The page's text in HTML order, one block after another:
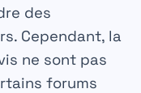
des
Cependant, la
ne sont pas
forums